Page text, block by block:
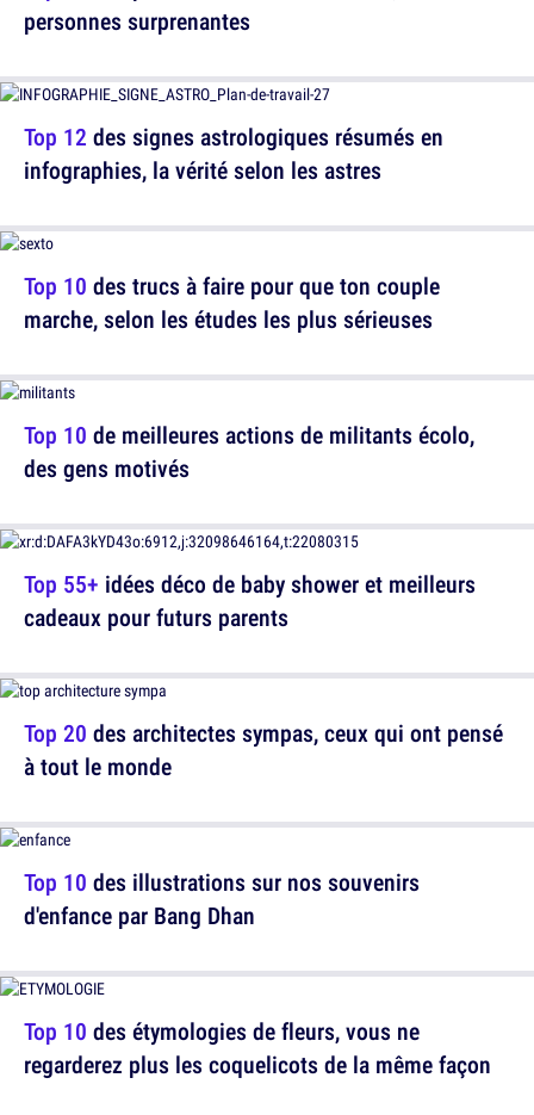
Top 12 des signes astrologiques résumés en
infographies, la vérité selon les astres
Top 10 de meilleures actions de militants écolo,
des gens motivés
Top 20 des architectes sympas, ceux qui ont pensé
à tout le monde
Top 10 des étymologies de fleurs, vous ne
regarderez plus les coquelicots de la même façon
personnes surprenantes
Top 10 des trucs à faire pour que ton couple
marche, selon les études les plus sérieuses
Top 55+ idées déco de baby shower et meilleurs
cadeaux pour futurs parents
Top 10 des illustrations sur nos souvenirs
d'enfance par Bang Dhan